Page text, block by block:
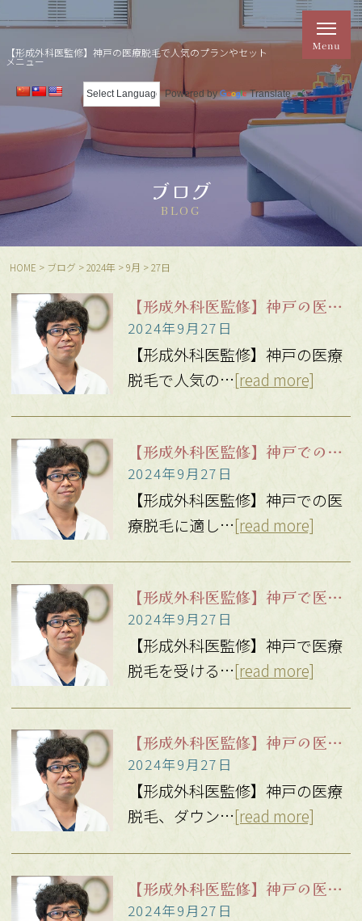
【形成外科医監修】神戸の医療脱毛で人気のプランやセット
メニュー
Powered by Translate
ブログ
BLOG
HOME > ブログ >2024年 >9月 >27日
【形成外科医監修】神戸の医療脱毛で人気のプランやセットメニュー
2024年9月27日
【形成外科医監修】神戸の医療
脱毛で人気の…[read more]
【形成外科医監修】神戸での医療脱毛に適したタイミングとは？
2024年9月27日
【形成外科医監修】神戸での医
療脱毛に適し…[read more]
【形成外科医監修】神戸で医療脱毛を受ける際のアフターケア方法
2024年9月27日
【形成外科医監修】神戸で医療
脱毛を受ける…[read more]
【形成外科医監修】神戸の医療脱毛、ダウンタイムはどれくらい？
2024年9月27日
【形成外科医監修】神戸の医療
脱毛、ダウン…[read more]
【形成外科医監修】神戸の医療脱毛とエステ脱毛の違いとは？
2024年9月27日